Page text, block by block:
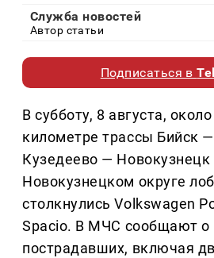
Служба новостей
Автор статьи
Подписаться в
В субботу, 8 августа,
километре трассы Бийск
Кузедеево — Новокузнецк
Новокузнецком округе
столкнулись Volkswagen
Spacio. В МЧС сообщают о
пострадавших, включая